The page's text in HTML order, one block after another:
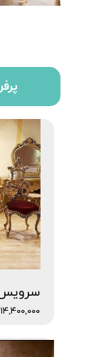
۱۴,۴۰۰,۰۰۰ تومان